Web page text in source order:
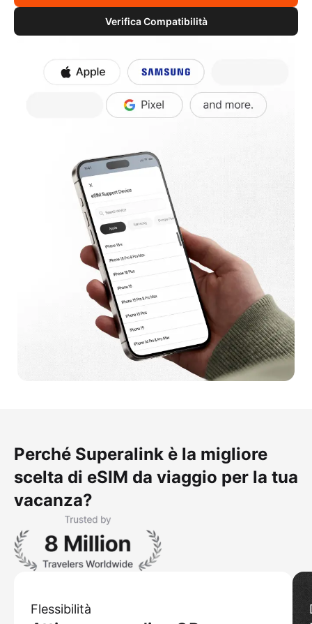
Verifica Compatibilità
Perché Superalink è la migliore
scelta di eSIM da viaggio per la tua
vacanza?
Flessibilità